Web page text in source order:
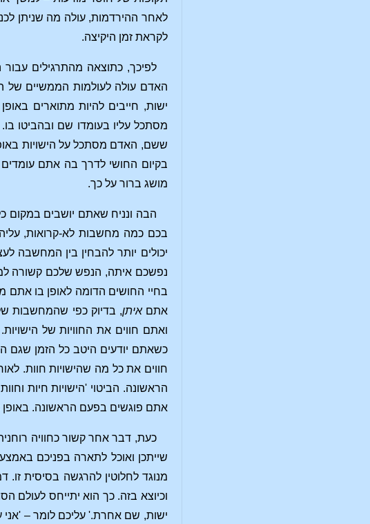
לאחר ההירדמות, עולה מה שניתן
לקראת זמן היקיצה.
לפיכך, כתוצאה מהתרגילים
האדם עולה לעולמות הממשיים של
ישות, חייבים להיות מתוארים
מסתכל עליו בעומדו שם ובהביטו
ששם, האדם מסתכל על הישויות
בקיום החושי לדרך בה אתם עומדים
מושג ברור על כך.
הבה ונניח שאתם יושבים במקום
בכם כמה מחשבות לא-קרואות,
יכולים יותר להבחין בין
נפשכם איתה, הנפש שלכם קשורה
בחיי החושים הדומה לאופן בו אתם
אתםאיתן, בדיוק כפי שהמחשבות
ואתם חווים את החוויות של
כשאתם יודעים היטב כל הזמן שגם
חווים את כל מה שהישויות חוות.
הראשונה. הביטוי 'הישויות חיות
אתם פוגשים בפעם הראשונה. באופן
כעת, דבר אחר קשור כחוויה
שייתכן ואוכל לתארה בפניכם
מנוגד לחלוטין להרגשה בסיסית
וכיוצא בזה. כך הוא יתייחס לעולם
ישות, שם אחרת.' עליכם לומר – 'אני